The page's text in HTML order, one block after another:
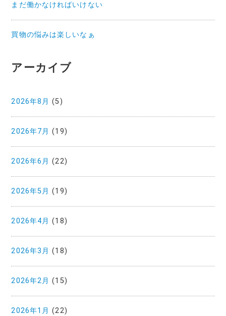
まだ働かなければいけない
買物の悩みは楽しいなぁ
アーカイブ
2026年8月 (5)
2026年7月 (19)
2026年6月 (22)
2026年5月 (19)
2026年4月 (18)
2026年3月 (18)
2026年2月 (15)
2026年1月 (22)